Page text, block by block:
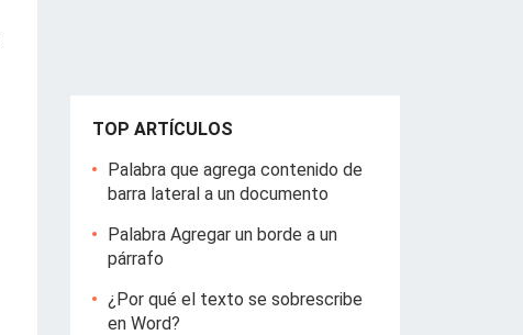
TOP ARTÍCULOS
Palabra que agrega contenido de
barra lateral a un documento
Palabra Agregar un borde a un
párrafo
¿Por qué el texto se sobrescribe
en Word?